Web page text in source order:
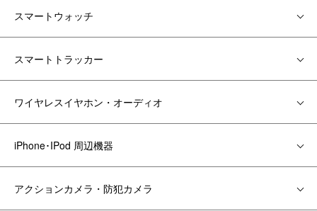
スマートウォッチ
スマートトラッカー
ワイヤレスイヤホン・オーディオ
iPhone･IPod 周辺機器
アクションカメラ・防犯カメラ